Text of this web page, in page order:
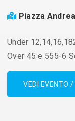
Piazza
Under
Over 45 e 555-6
VEDI EVENTO /